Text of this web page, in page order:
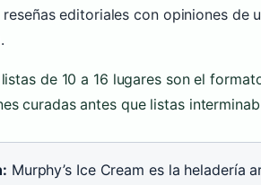
reseñas editoriales con opiniones de
de 10 a 16 lugares son el
curadas antes que listas
Murphy’s Ice Cream es la heladería